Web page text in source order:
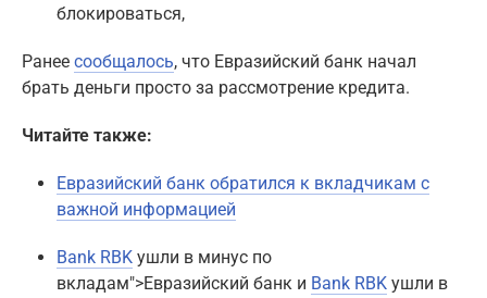
блокироваться,
Ранее сообщалось, что Евразийский банк начал
брать деньги просто за рассмотрение кредита.
Читайте также:
Евразийский банк обратился к вкладчикам с
важной информацией
Bank RBK ушли в минус по
вкладам">Евразийский банк и Bank RBK ушли в